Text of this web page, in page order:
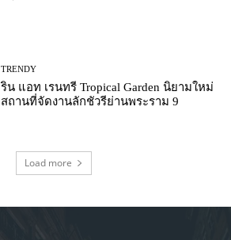
TRENDY
ริน แอท เรนทรี Tropical Garden นิยามใหม่
สถานที่จัดงานลักชัวรีย่านพระราม 9
Load more